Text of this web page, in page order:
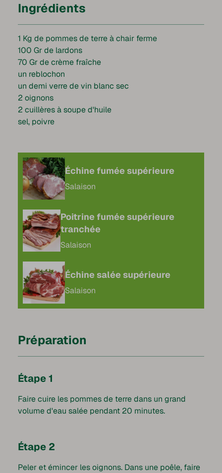
Ingrédients
1 Kg de pommes de terre à chair ferme
100 Gr de lardons
70 Gr de crème fraîche
un reblochon
un demi verre de vin blanc sec
2 oignons
2 cuillères à soupe d'huile
sel, poivre
Échine fumée supérieure
Salaison
Poitrine fumée supérieure
tranchée
Salaison
Échine salée supérieure
Salaison
Préparation
Étape 1
Faire cuire les pommes de terre dans un grand
volume d'eau salée pendant 20 minutes.
Étape 2
Peler et émincer les oignons. Dans une poêle, faire